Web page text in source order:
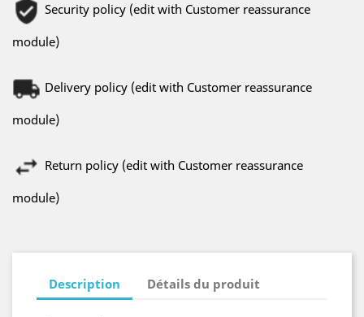
Security policy (edit with Customer reassurance
module)
Delivery policy (edit with Customer reassurance
module)
Return policy (edit with Customer reassurance
module)
Description Détails du produit